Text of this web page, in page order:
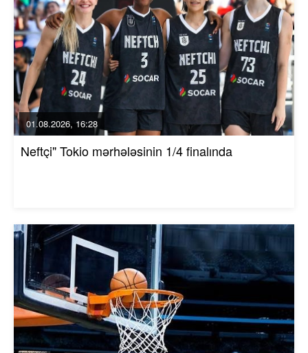
01.08.2026, 16:28
Neftçi" Tokio mərhələsinin 1/4 finalında